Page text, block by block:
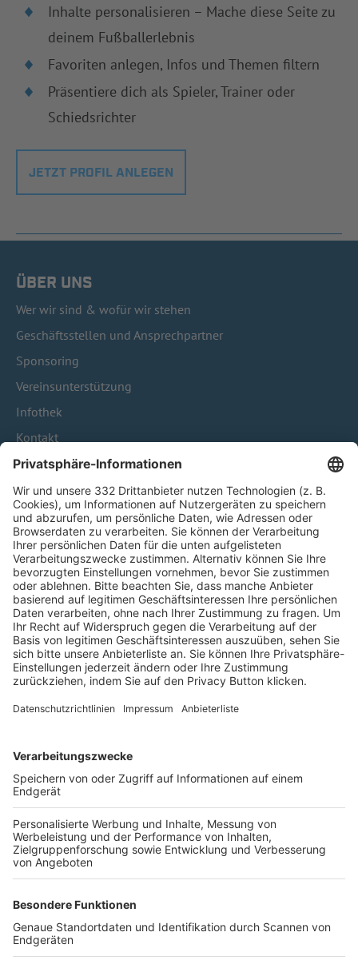
Inhalte personalisieren – Mache diese Seite zu
deinem Fußballerlebnis
Favoriten anlegen, Infos und Themen filtern
Präsentiere dich als Spieler, Trainer oder
Schiedsrichter
JETZT PROFIL ANLEGEN
ÜBER UNS
Wer wir sind & wofür wir stehen
Geschäftsstellen und Ansprechpartner
Sponsoring
Vereinsunterstützung
Infothek
Kontakt
HÄUFIG BESUCHTE SEITEN
Pässe und Vereinswechsel
Trainerausbildung
Schulungsangebot Vereinsmitarbeiter
BFV-Geschäftsstellen
Trainerbörse
Login SpielPlus
FOLGE DEM BFV
TOP-VEREINE
TOP-PARTNER